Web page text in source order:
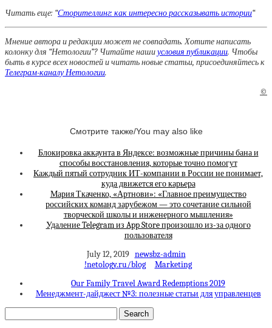
Читать еще: “Сторителлинг: как интересно рассказывать истории“
Мнение автора и редакции может не совпадать. Хотите написать
колонку для “Нетологии”? Читайте нашиусловия публикации. Чтобы
быть в курсе всех новостей и читать новые статьи, присоединяйтесь к
Телеграм-каналу Нетологии.
©
Смотрите также/You may also like
Блокировка аккаунта в Яндексе: возможные причины бана и
способы восстановления, которые точно помогут
Каждый пятый сотрудник ИТ-компании в России не понимает,
куда движется его карьера
Мария Ткаченко, «Артнови»: «Главное преимущество
российских команд зарубежом — это сочетание сильной
творческой школы и инженерного мышления»
Удаление Telegram из App Store произошло из-за одного
пользователя
July 12, 2019 newsbz-admin
!netology.ru/blog
Marketing
Our Family Travel Award Redemptions 2019
Менеджмент-дайджест №3: полезные статьи для управленцев